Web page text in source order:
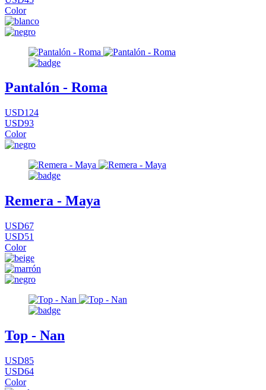
Color
Pantalón - Roma
USD124
USD93
Color
Remera - Maya
USD67
USD51
Color
Top - Nan
USD85
USD64
Color